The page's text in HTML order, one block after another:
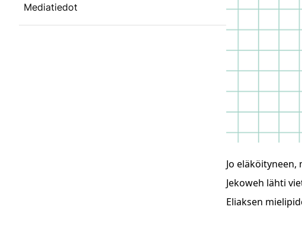
Jo
Jekoweh lähti
Eliaksen
Mediatiedot